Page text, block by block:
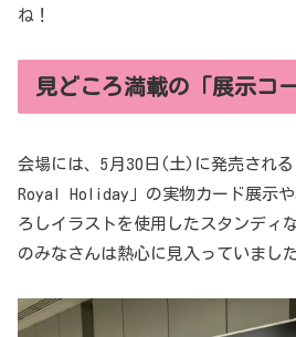
ね！
見どころ満載の「展示コ
会場には、5月30日(土)に発売され
Royal Holiday」の実物カード展示
ろしイラストを使用したスタンディ
のみなさんは熱心に見入っていました